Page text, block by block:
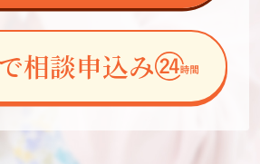
相談申込み